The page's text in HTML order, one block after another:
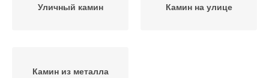
Уличный камин Камин на улице
Камин из металла